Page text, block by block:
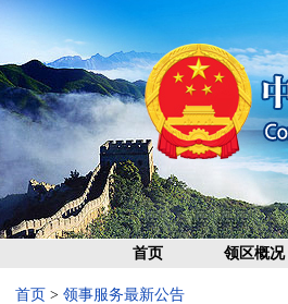
首页 领区概况
首页 > 领事服务最新公告